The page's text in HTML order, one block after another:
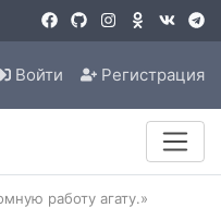
Войти Регистрация
работу агату.»